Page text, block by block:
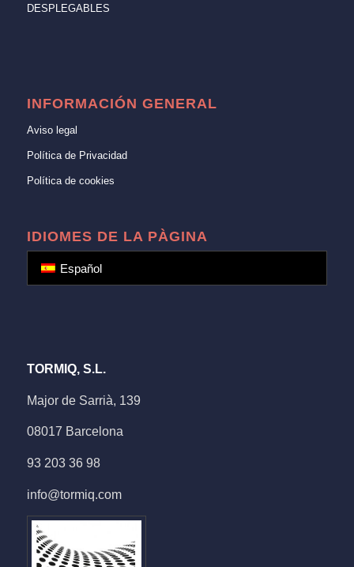
DESPLEGABLES
INFORMACIÓN GENERAL
Aviso legal
Política de Privacidad
Política de cookies
IDIOMES DE LA PÀGINA
Español
TORMIQ, S.L.
Major de Sarrià, 139
08017 Barcelona
93 203 36 98
info@tormiq.com